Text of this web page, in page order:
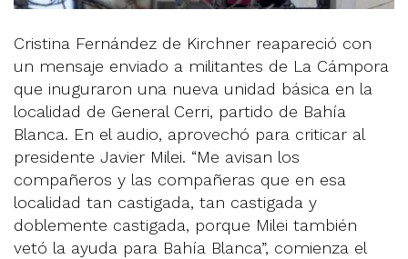
Cristina Fernández de Kirchner reapareció con
un mensaje enviado a militantes de La Cámpora
que inuguraron una nueva unidad básica en la
localidad de General Cerri, partido de Bahía
Blanca. En el audio, aprovechó para criticar al
presidente Javier Milei. “Me avisan los
compañeros y las compañeras que en esa
localidad tan castigada, tan castigada y
doblemente castigada, porque Milei también
vetó la ayuda para Bahía Blanca”, comienza el